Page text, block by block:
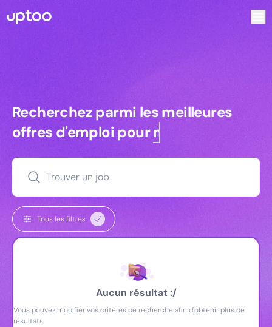
Recherchez parmi les meilleures
Recherchez parmi les meilleures
offres d'emploi pourmanagers
Trouver un job
Tous les filtres
Aucun résultat :/
Vous pouvez modifier vos critères de recherche afin d'obtenir plus de
résultats